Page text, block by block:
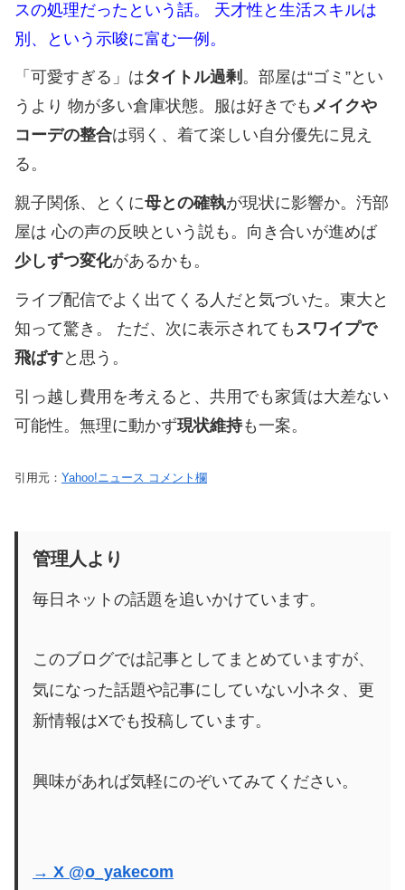
スの処理だったという話。 天才性と生活スキルは
別、という示唆に富む一例。
「可愛すぎる」はタイトル過剰 。部屋は“ゴミ”とい
うより 物が多い倉庫状態。服は好きでも メイクや
コーデの整合は弱く、着て楽しい自分優先に見え
る。
親子関係、とくに母との確執が現状に影響か。汚部
屋は 心の声の反映という説も。向き合いが進めば
少しずつ変化があるかも。
ライブ配信でよく出てくる人だと気づいた。東大と
知って驚き。 ただ、次に表示されても スワイプで
飛ばすと思う。
引っ越し費用を考えると、共用でも家賃は大差ない
可能性。無理に動かず現状維持も一案。
引用元： Yahoo!ニュース コメント欄
管理人より
毎日ネットの話題を追いかけています。
このブログでは記事としてまとめていますが、
気になった話題や記事にしていない小ネタ、更
新情報はXでも投稿しています。
興味があれば気軽にのぞいてみてください。
→ X @o_yakecom